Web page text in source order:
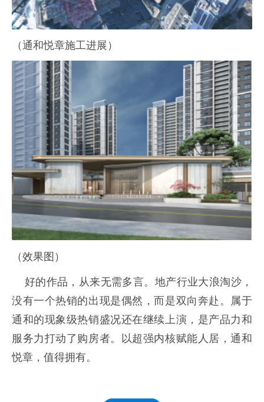
（通和悦章施工进展）
（效果图）
好的作品，从来无需多言。地产行业大浪淘沙，
没有一个热销的出现是偶然，而是双向奔赴。属于
通和的现象级热销盛况还在继续上演，是产品力和
服务力打动了购房者。以超强内核赋能人居，通和
悦章，值得拥有。